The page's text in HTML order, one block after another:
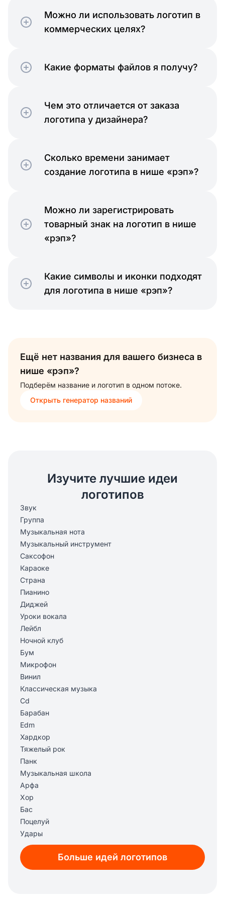
Можно ли использовать логотип в
коммерческих целях?
Какие форматы файлов я получу?
Чем это отличается от заказа
логотипа у дизайнера?
Сколько времени занимает
создание логотипа в нише «рэп»?
Можно ли зарегистрировать
товарный знак на логотип в нише
«рэп»?
Какие символы и иконки подходят
для логотипа в нише «рэп»?
Ещё нет названия для вашего бизнеса в
нише «рэп»?
Подберём название и логотип в одном потоке.
Открыть генератор названий
Изучите лучшие идеи
логотипов
Звук
Группа
Музыкальная нота
Музыкальный инструмент
Саксофон
Караоке
Страна
Пианино
Диджей
Уроки вокала
Лейбл
Ночной клуб
Бум
Микрофон
Винил
Классическая музыка
Cd
Барабан
Edm
Хардкор
Тяжелый рок
Панк
Музыкальная школа
Арфа
Хор
Бас
Поцелуй
Удары
Mp3
Блюз
Музыка
Больше идей логотипов